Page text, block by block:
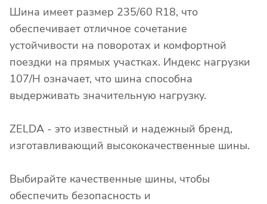
Шина имеет размер 235/60 R18, что
обеспечивает отличное сочетание
устойчивости на поворотах и комфортной
поездки на прямых участках. Индекс нагрузки
107/H означает, что шина способна
выдерживать значительную нагрузку.
ZELDA - это известный и надежный бренд,
изготавливающий высококачественные шины.
Выбирайте качественные шины, чтобы
обеспечить безопасность и